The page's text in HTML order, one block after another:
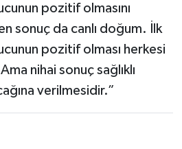
pozitif olmasını
sonuç da canlı doğum. İlk
pozitif olması herkesi
nihai sonuç sağlıklı
verilmesidir.”